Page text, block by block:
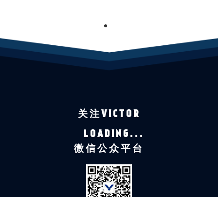
1
关注VICTOR
LOADING...
微信公众平台